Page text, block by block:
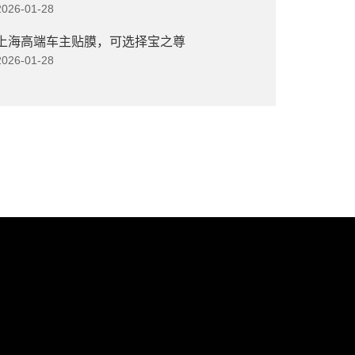
01-28
海高端车主贴膜，可选择宝之尊
01-28